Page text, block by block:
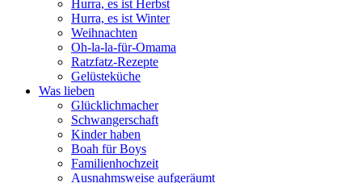
Hurra, es ist Herbst
Hurra, es ist Winter
Weihnachten
Oh-la-la-für-Omama
Ratzfatz-Rezepte
Gelüsteküche
Was lieben
Glücklichmacher
Schwangerschaft
Kinder haben
Boah für Boys
Familienhochzeit
Ausnahmsweise aufgeräumt